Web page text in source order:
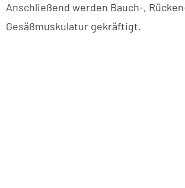
Anschließend werden Bauch-,
Gesäßmuskulatur gekräftigt.